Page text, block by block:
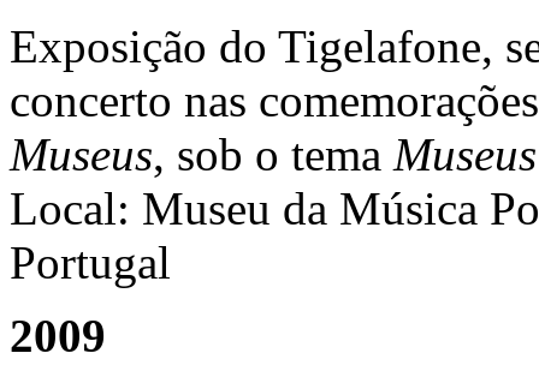
Exposição do Tigelafone,
concerto nas
Museus, sob o tema
Local: Museu da Música
Portugal
2009